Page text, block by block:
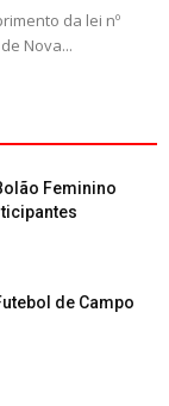
da lei nº
Nova...
Feminino
de Campo